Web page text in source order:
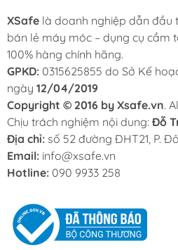
XSafe là doanh nghiệp dẫn đầu
bán lẻ máy móc – dụng cụ cầm
100% hàng chính hãng.
GPKD: 0315625855 do Sở Kế
ngày 12/04/2019
Copyright © 2016 by Xsafe.vn.
Chịu trách nghiệm nội dung: Đỗ
Địa chỉ: số 52 đường ĐHT21, P.
Email: info@xsafe.vn
Hotline: 090 9933 258